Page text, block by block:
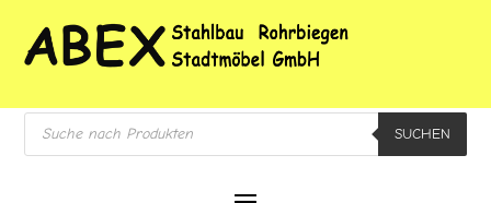
Products
search
SUCHEN